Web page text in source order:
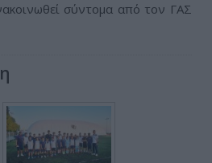
σύντομα από τον ΓΑΣ